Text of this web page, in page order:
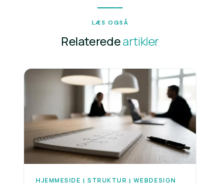
LÆS OGSÅ
Relateredeartikler
HJEMMESIDE | STRUKTUR | WEBDESIGN